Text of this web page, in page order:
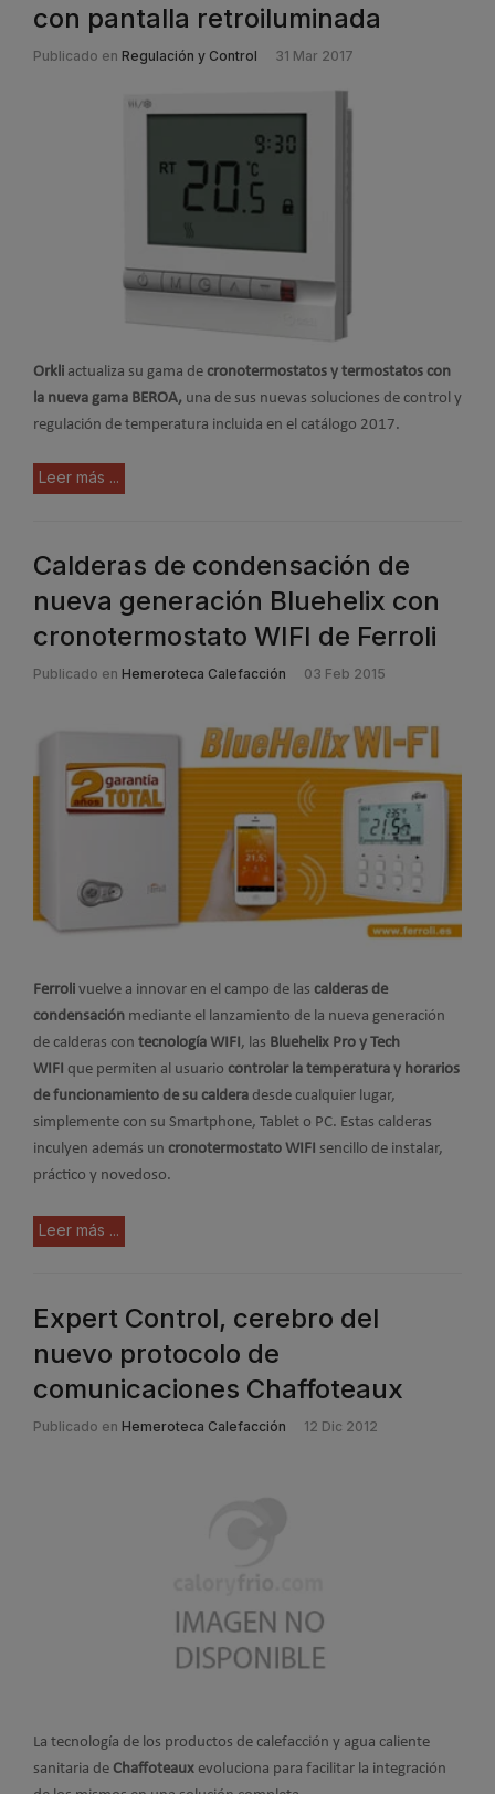
con pantalla retroiluminada
Publicado en Regulación y Control 31 Mar 2017
Orkli actualiza su gama de cronotermostatos y termostatos con
la nueva gama BEROA, una de sus nuevas soluciones de control y
regulación de temperatura incluida en el catálogo 2017.
Leer más ...
Calderas de condensación de
nueva generación Bluehelix con
cronotermostato WIFI de Ferroli
Publicado en Hemeroteca Calefacción 03 Feb 2015
Ferroli vuelve a innovar en el campo de las calderas de
condensación mediante el lanzamiento de la nueva generación
de calderas con tecnología WIFI, las Bluehelix Pro y Tech
WIFI que permiten al usuario controlar la temperatura y horarios
de funcionamiento de su caldera desde cualquier lugar,
simplemente con su Smartphone, Tablet o PC. Estas calderas
inculyen además un cronotermostato WIFI sencillo de instalar,
práctico y novedoso.
Leer más ...
Expert Control, cerebro del
nuevo protocolo de
comunicaciones Chaffoteaux
Publicado en Hemeroteca Calefacción 12 Dic 2012
La tecnología de los productos de calefacción y agua caliente
sanitaria de Chaffoteaux evoluciona para facilitar la integración